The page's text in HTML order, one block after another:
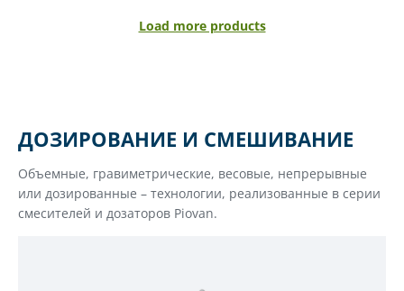
Load more products
ДОЗИРОВАНИЕ И СМЕШИВАНИЕ
Объемные, гравиметрические, весовые, непрерывные
или дозированные – технологии, реализованные в серии
смесителей и дозаторов Piovan.